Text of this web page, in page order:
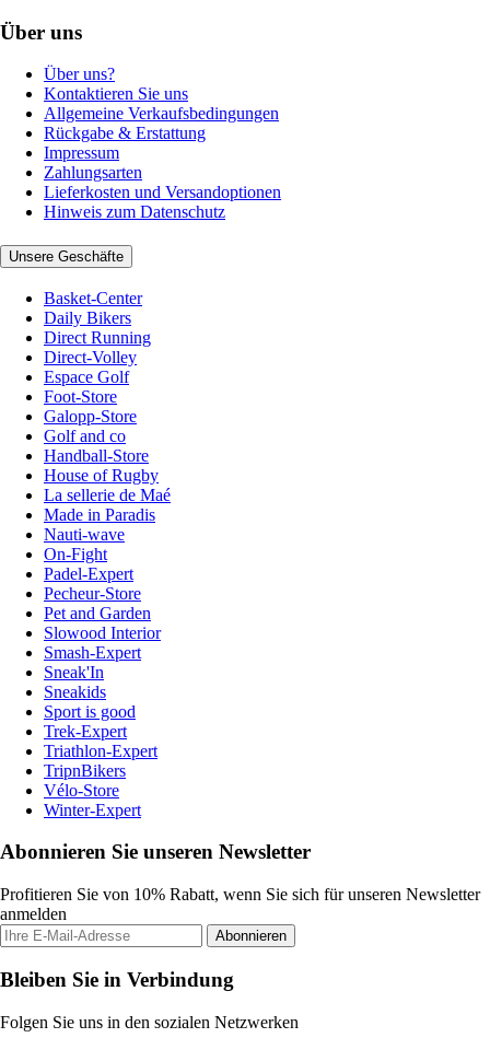
Über uns
Über uns?
Kontaktieren Sie uns
Allgemeine Verkaufsbedingungen
Rückgabe & Erstattung
Impressum
Zahlungsarten
Lieferkosten und Versandoptionen
Hinweis zum Datenschutz
Unsere Geschäfte
Basket-Center
Daily Bikers
Direct Running
Direct-Volley
Espace Golf
Foot-Store
Galopp-Store
Golf and co
Handball-Store
House of Rugby
La sellerie de Maé
Made in Paradis
Nauti-wave
On-Fight
Padel-Expert
Pecheur-Store
Pet and Garden
Slowood Interior
Smash-Expert
Sneak'In
Sneakids
Sport is good
Trek-Expert
Triathlon-Expert
TripnBikers
Vélo-Store
Winter-Expert
Abonnieren Sie unseren Newsletter
Profitieren Sie von 10% Rabatt, wenn Sie sich für unseren Newsletter
anmelden
Abonnieren
Bleiben Sie in Verbindung
Folgen Sie uns in den sozialen Netzwerken